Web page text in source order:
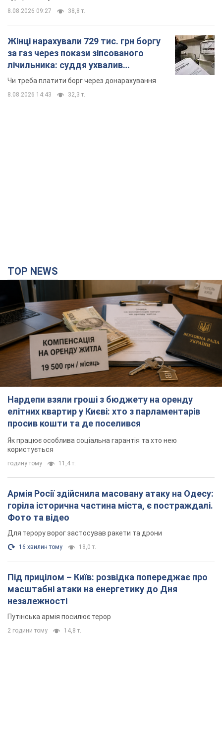
Нардепи взяли гроші з бюджету на оренду
елітних квартир у Києві: хто з парламентарів
просив кошти та де поселився
Як працює особлива соціальна гарантія та хто нею
користується
годину тому 11,4 т.
Армія Росії здійснила масовану атаку на Одесу:
горіла історична частина міста, є постраждалі.
Фото та відео
16 хвилин тому
Під прицілом – Київ: розвідка попереджає про
масштабні атаки на енергетику до Дня
незалежності
Путінська армія посилює терор
2 години тому 14,8 т.